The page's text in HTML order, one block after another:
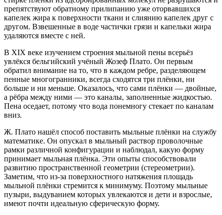
препятствуют обратному прилипанию уже оторвавшихся
капелек жира к поверхности ткани и слиянию капелек друг с
другом. Взвешенные в воде частички грязи и капельки жира
удаляются вместе с ней.
В XIX веке изучением строения мыльной пены всерьёз
увлёкся бельгийский учёный Жозеф Плато. Он первым
обратил внимание на то, что в каждом ребре, разделяющем
пенные многогранники, всегда сходятся три плёнки, ни
больше и ни меньше. Оказалось, что сами плёнки — двойные,
а рёбра между ними — это каналы, заполненные жидкостью.
Пена оседает, потому что вода понемногу стекает по каналам
вниз.
Ж. Плато нашёл способ поставить мыльные плёнки на службу
математике. Он опускал в мыльный раствор проволочные
рамки различной конфигурации и наблюдал, какую форму
принимает мыльная плёнка. Эти опыты способствовали
развитию пространственной геометрии (стереометрии).
Заметим, что из-за поверхностного натяжения площадь
мыльной плёнки стремится к минимуму. Поэтому мыльные
пузыри, выдуванием которых увлекаются и дети и взрослые,
имеют почти идеальную сферическую форму.